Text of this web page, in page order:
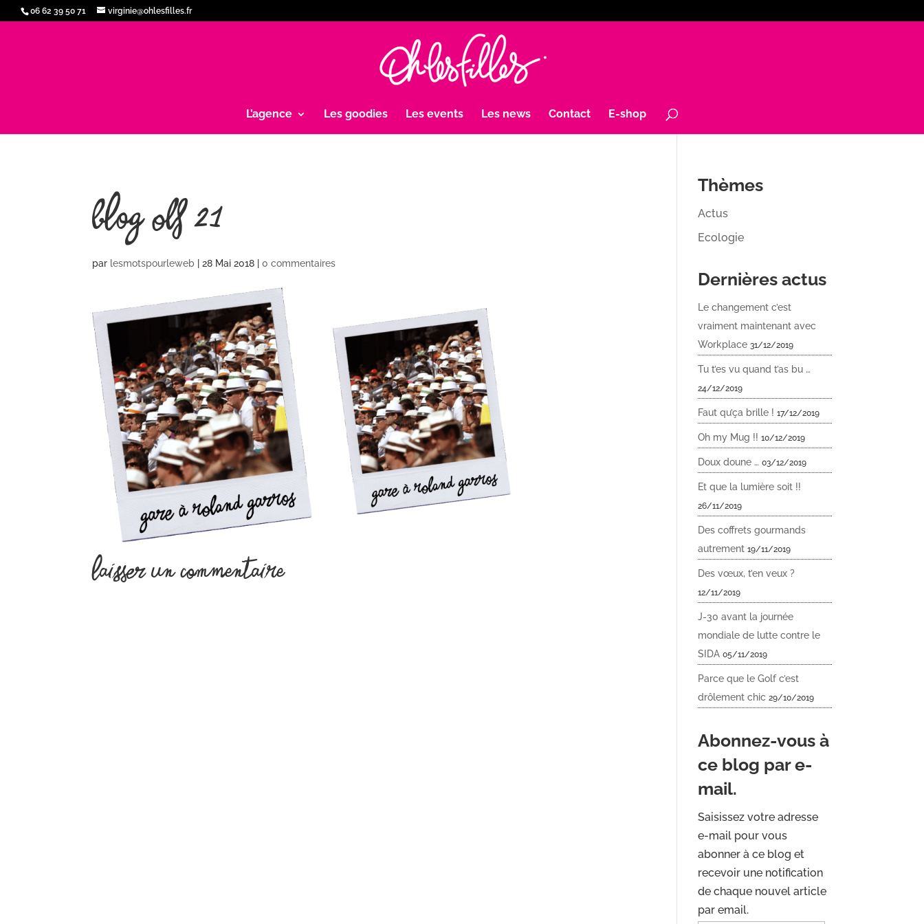
06 62 39 50 71 virginie@ohlesfilles.fr
L’agence Les goodies Les events Les news Contact E-shop
blog OLF 21
par lesmotspourleweb |28 Mai 2018 |0 commentaires
Laisser un commentaire
Thèmes
Actus
Ecologie
Dernières actus
Le changement c’est
vraiment maintenant avec
Workplace 31/12/2019
Tu t’es vu quand t’as bu …
24/12/2019
Faut qu’ça brille ! 17/12/2019
Oh my Mug !! 10/12/2019
Doux doune … 03/12/2019
Et que la lumière soit !!
26/11/2019
Des coffrets gourmands
autrement 19/11/2019
Des vœux, t’en veux ?
12/11/2019
J-30 avant la journée
mondiale de lutte contre le
SIDA 05/11/2019
Parce que le Golf c’est
drôlement chic 29/10/2019
Abonnez-vous à
ce blog par e-
mail.
Saisissez votre adresse
e-mail pour vous
abonner à ce blog et
recevoir une notification
de chaque nouvel article
par email.